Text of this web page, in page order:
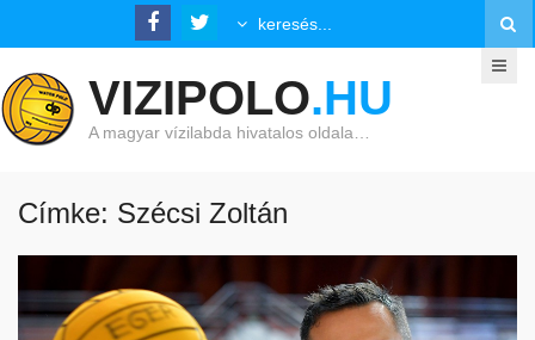
VIZIPOLO.HU
A magyar vízilabda hivatalos oldala…
Címke: Szécsi Zoltán